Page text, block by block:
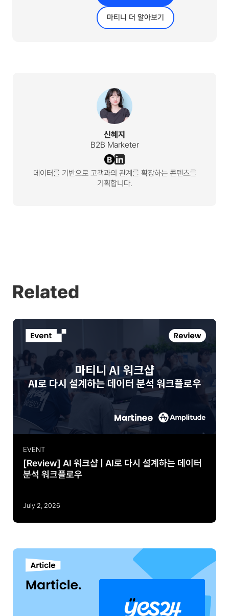
마티니 더 알아보기
신혜지
B2B Marketer
데이터를 기반으로 고객과의 관계를 확장하는 콘텐츠를
기획합니다.
Related
EVENT
[Review] AI 워크샵 | AI로 다시 설계하는 데이터
분석 워크플로우
July 2, 2026